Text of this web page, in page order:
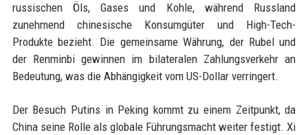
russischen Öls, Gases und Kohle, während Russland
zunehmend chinesische Konsumgüter und High-Tech-
Produkte bezieht. Die gemeinsame Währung, der Rubel und
der Renminbi gewinnen im bilateralen Zahlungsverkehr an
Bedeutung, was die Abhängigkeit vom US-Dollar verringert.
Der Besuch Putins in Peking kommt zu einem Zeitpunkt, da
China seine Rolle als globale Führungsmacht weiter festigt. Xi